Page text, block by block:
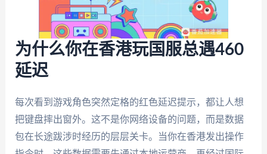
为什么你在香港玩国服总遇460
延迟
每次看到游戏角色突然定格的红色延迟提示，都让人想
把键盘摔出窗外。这不是你网络设备的问题，而是数据
包在长途跋涉时经历的层层关卡。当你在香港发出操作